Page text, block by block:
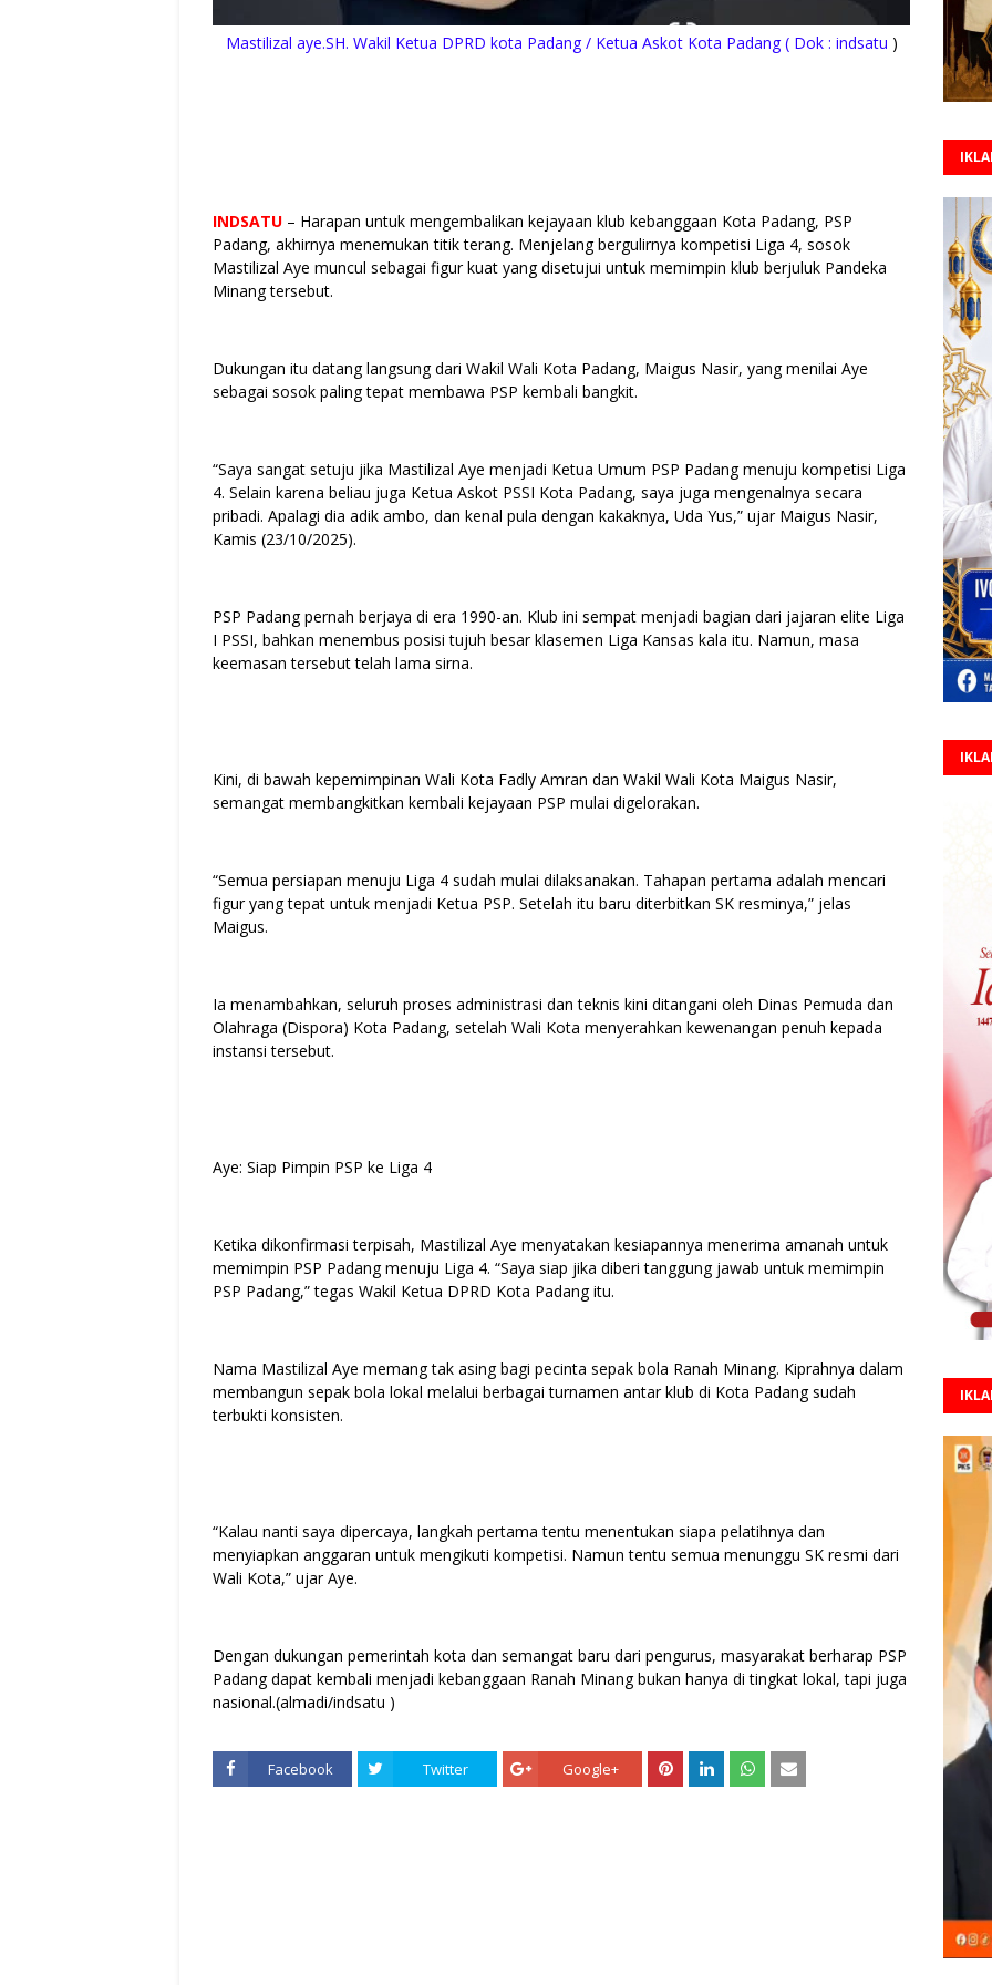
Mastilizal aye.SH. Wakil Ketua DPRD kota Padang / Ketua Askot Kota Padang ( Dok : indsatu )
INDSATU – Harapan untuk mengembalikan kejayaan klub kebanggaan Kota Padang, PSP
Padang, akhirnya menemukan titik terang. Menjelang bergulirnya kompetisi Liga 4, sosok
Mastilizal Aye muncul sebagai figur kuat yang disetujui untuk memimpin klub berjuluk Pandeka
Minang tersebut.
Dukungan itu datang langsung dari Wakil Wali Kota Padang, Maigus Nasir, yang menilai Aye
sebagai sosok paling tepat membawa PSP kembali bangkit.
“Saya sangat setuju jika Mastilizal Aye menjadi Ketua Umum PSP Padang menuju kompetisi Liga
4. Selain karena beliau juga Ketua Askot PSSI Kota Padang, saya juga mengenalnya secara
pribadi. Apalagi dia adik ambo, dan kenal pula dengan kakaknya, Uda Yus,” ujar Maigus Nasir,
Kamis (23/10/2025).
PSP Padang pernah berjaya di era 1990-an. Klub ini sempat menjadi bagian dari jajaran elite Liga
I PSSI, bahkan menembus posisi tujuh besar klasemen Liga Kansas kala itu. Namun, masa
keemasan tersebut telah lama sirna.
Kini, di bawah kepemimpinan Wali Kota Fadly Amran dan Wakil Wali Kota Maigus Nasir,
semangat membangkitkan kembali kejayaan PSP mulai digelorakan.
“Semua persiapan menuju Liga 4 sudah mulai dilaksanakan. Tahapan pertama adalah mencari
figur yang tepat untuk menjadi Ketua PSP. Setelah itu baru diterbitkan SK resminya,” jelas
Maigus.
Ia menambahkan, seluruh proses administrasi dan teknis kini ditangani oleh Dinas Pemuda dan
Olahraga (Dispora) Kota Padang, setelah Wali Kota menyerahkan kewenangan penuh kepada
instansi tersebut.
Aye: Siap Pimpin PSP ke Liga 4
Ketika dikonfirmasi terpisah, Mastilizal Aye menyatakan kesiapannya menerima amanah untuk
memimpin PSP Padang menuju Liga 4. “Saya siap jika diberi tanggung jawab untuk memimpin
PSP Padang,” tegas Wakil Ketua DPRD Kota Padang itu.
Nama Mastilizal Aye memang tak asing bagi pecinta sepak bola Ranah Minang. Kiprahnya dalam
membangun sepak bola lokal melalui berbagai turnamen antar klub di Kota Padang sudah
terbukti konsisten.
“Kalau nanti saya dipercaya, langkah pertama tentu menentukan siapa pelatihnya dan
menyiapkan anggaran untuk mengikuti kompetisi. Namun tentu semua menunggu SK resmi dari
Wali Kota,” ujar Aye.
Dengan dukungan pemerintah kota dan semangat baru dari pengurus, masyarakat berharap PSP
Padang dapat kembali menjadi kebanggaan Ranah Minang bukan hanya di tingkat lokal, tapi juga
nasional.(almadi/indsatu )
Facebook Twitter Google+